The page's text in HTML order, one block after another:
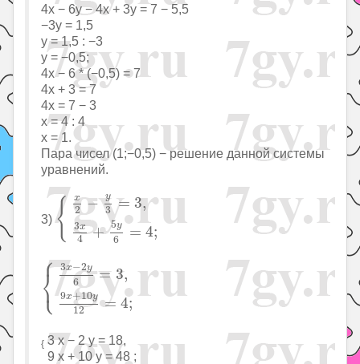
4x − 6y − 4x + 3y = 7 − 5,5
−3y = 1,5
y = 1,5 : −3
y = −0,5;
4x − 6 * (−0,5) = 7
4x + 3 = 7
4x = 7 − 3
x = 4 : 4
x = 1.
Пара чисел (1;−0,5) − решение данной системы
уравнений.
3){ x
2 − y
3 = 3,
3x
4 + 5y
6 = 4;
{x2− = x +
⎧
⎨
⎩
3x−2y
6 = 3,
9x+10y
12 = 4;
3x− y6
{ 3 x − 2 y = 18,
9 x + 10 y = 48 ;